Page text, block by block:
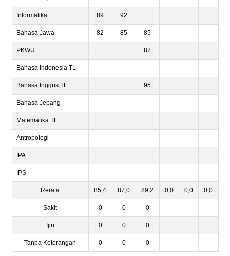
Informatika 89 92
Bahasa Jawa 82 85 85
PKWU 87
Bahasa Indonesia TL
Bahasa Inggris TL 95
Bahasa Jepang
Matematika TL
Antropologi
IPA
IPS
Rerata 85,4 87,0 89,2 0,0 0,0 0,0
Sakit 0 0 0
Ijin 0 0 0
Tanpa Keterangan 0 0 0